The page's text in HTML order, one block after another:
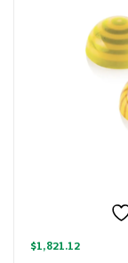
$1,821.12